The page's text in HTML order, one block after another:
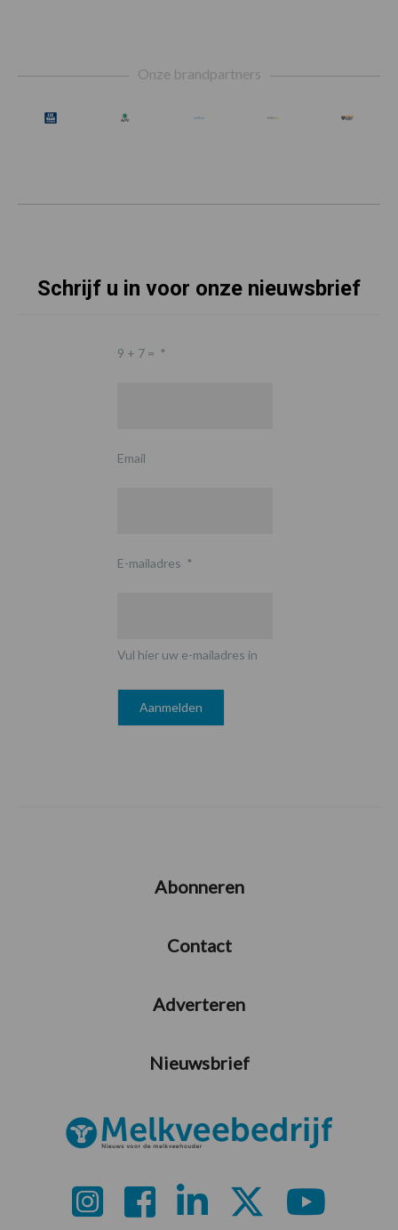
Onze brandpartners
Schrijf u in voor onze nieuwsbrief
9 + 7 = *
Email
E-mailadres *
Vul hier uw e-mailadres in
Abonneren
Contact
Adverteren
Nieuwsbrief